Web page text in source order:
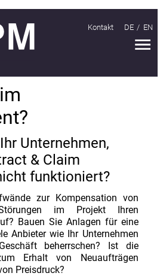
Kontakt DE EN
Unternehmen,
& Claim
funktioniert?
zur Kompensation von
im Projekt Ihren
Bauen Sie Anlagen für eine
Anbieter wie Ihr Unternehmen
beherrschen? Ist die
Erhalt von Neuaufträgen
Preisdruck?